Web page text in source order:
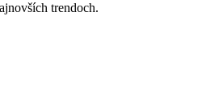
trendoch.